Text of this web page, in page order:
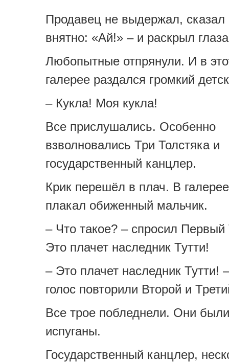
Продавец не выдержал, сказал
внятно: «Ай!» – и раскрыл
Любопытные отпрянули. И в
галерее раздался громкий
– Кукла! Моя кукла!
Все прислушались. Особенно
взволновались Три Толстяка и
государственный канцлер.
Крик перешёл в плач. В
плакал обиженный мальчик.
– Что такое? – спросил Первый
Это плачет наследник Тутти!
– Это плачет наследник Тутти!
голос повторили Второй и
Все трое побледнели. Они
испуганы.
Государственный канцлер,